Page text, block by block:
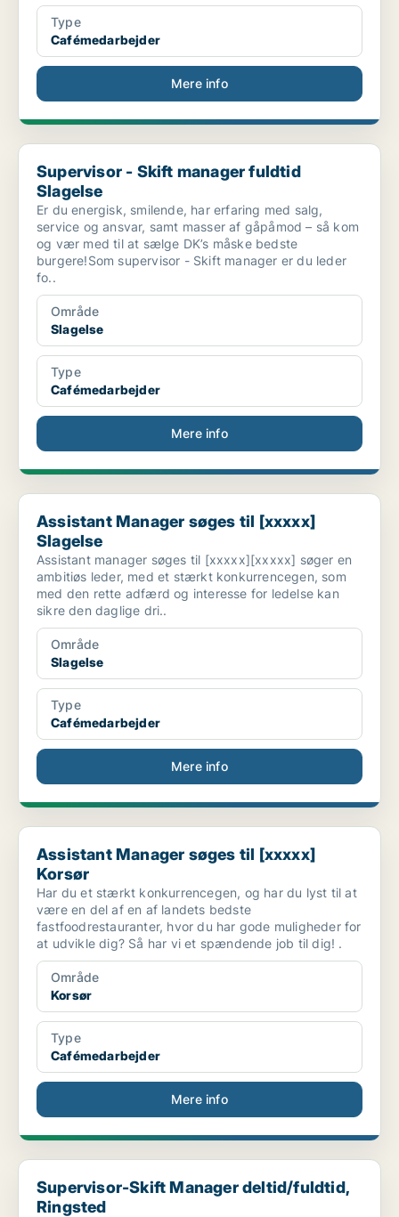
Type
Cafémedarbejder
Mere info
Supervisor - Skift manager fuldtid Slagelse
Supervisor - Skift manager fuldtid
Slagelse
Er du energisk, smilende, har erfaring med salg,
service og ansvar, samt masser af gåpåmod – så kom
og vær med til at sælge DK’s måske bedste
burgere!Som supervisor - Skift manager er du leder
fo..
Område
Slagelse
Type
Cafémedarbejder
Mere info
Assistant Manager søges til [xxxxx] Slagelse
Assistant Manager søges til [xxxxx]
Slagelse
Assistant manager søges til [xxxxx][xxxxx] søger en
ambitiøs leder, med et stærkt konkurrencegen, som
med den rette adfærd og interesse for ledelse kan
sikre den daglige dri..
Område
Slagelse
Type
Cafémedarbejder
Mere info
Assistant Manager søges til [xxxxx] Korsør
Assistant Manager søges til [xxxxx]
Korsør
Har du et stærkt konkurrencegen, og har du lyst til at
være en del af en af landets bedste
fastfoodrestauranter, hvor du har gode muligheder for
at udvikle dig? Så har vi et spændende job til dig! .
Område
Korsør
Type
Cafémedarbejder
Mere info
Supervisor-Skift Manager deltid/fuldtid, Ringsted
Supervisor-Skift Manager deltid/fuldtid,
Ringsted